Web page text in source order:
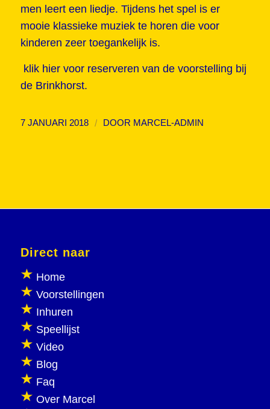
men leert een liedje. Tijdens het spel is er
mooie klassieke muziek te horen die voor
kinderen zeer toegankelijk is.
klik hiervoor reserveren van de voorstelling bij
de Brinkhorst.
7 JANUARI 2018 / DOOR MARCEL-ADMIN
Direct naar
Home
Voorstellingen
Inhuren
Speellijst
Video
Blog
Faq
Over Marcel